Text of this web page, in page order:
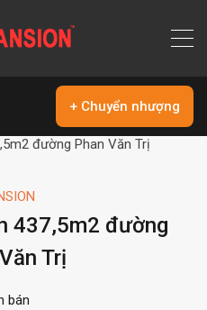
+ Chuyển nhượng
437,5m2 đường
Trị
bán